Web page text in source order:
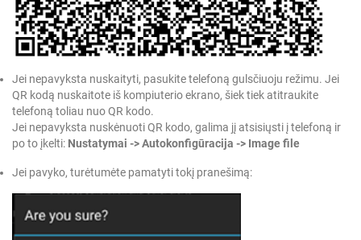
Jei nepavyksta nuskaityti, pasukite telefoną gulsčiuoju režimu. Jei
QR kodą nuskaitote iš kompiuterio ekrano, šiek tiek atitraukite
telefoną toliau nuo QR kodo.
Jei nepavyksta nuskėnuoti QR kodo, galima jį atsisiųsti į telefoną ir
po to įkelti: Nustatymai -> Autokonfigūracija -> Image file
Jei pavyko, turėtumėte pamatyti tokį pranešimą: